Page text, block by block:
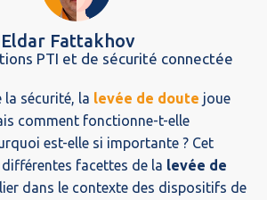
Eldar Fattakhov
PTI et de sécurité connectée
la sécurité, la levée de doute joue
comment fonctionne-t-elle
est-elle si importante ? Cet
facettes de la levée de
dans le contexte des dispositifs de